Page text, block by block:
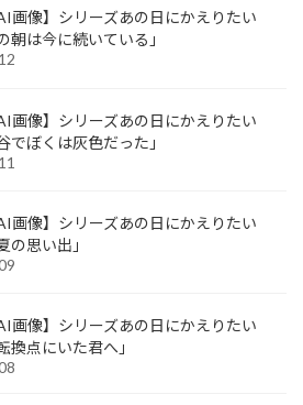
画像】シリーズあの日にかえりたい
朝は今に続いている」
画像】シリーズあの日にかえりたい
でぼくは灰色だった」
画像】シリーズあの日にかえりたい
の思い出」
画像】シリーズあの日にかえりたい
換点にいた君へ」